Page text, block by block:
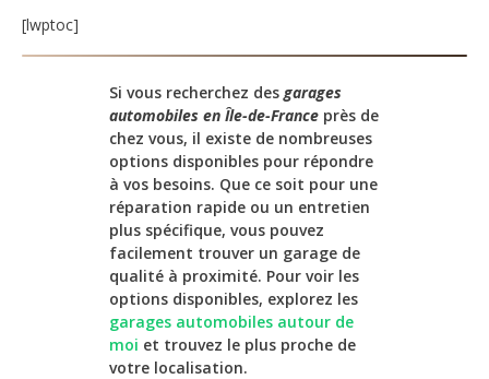
[lwptoc]
Si vous recherchez desgarages
automobiles en Île-de-France près de
chez vous, il existe de nombreuses
options disponibles pour répondre
à vos besoins. Que ce soit pour une
réparation rapide ou un entretien
plus spécifique, vous pouvez
facilement trouver un garage de
qualité à proximité. Pour voir les
options disponibles, explorez les
garages automobiles autour de
moi et trouvez le plus proche de
votre localisation.